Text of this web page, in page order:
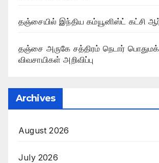
தஞ்சையில் இந்திய கம்யூனிஸ்ட் கட்சி
தஞ்சை அருகே சத்திரம் நெடார்
விவசாயிகள் அறிவிப்பு
Archives
August 2026
July 2026